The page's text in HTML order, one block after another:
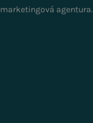
agentura.